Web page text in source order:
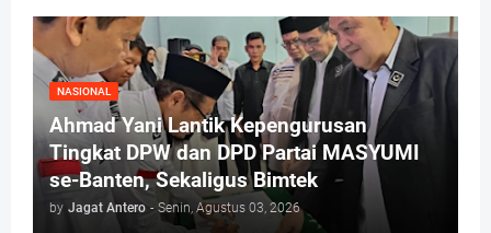
NASIONAL
Ahmad Yani Lantik Kepengurusan
Tingkat DPW dan DPD Partai MASYUMI
se-Banten, Sekaligus Bimtek
by Jagat Antero - Senin, Agustus 03, 2026